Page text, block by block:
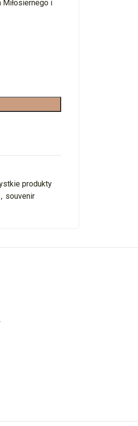
i
produkty
, souvenir